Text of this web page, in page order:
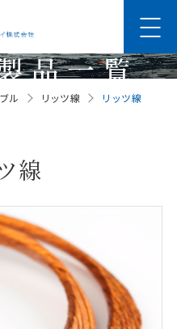
品一覧
ル リッツ線 リッツ線
線